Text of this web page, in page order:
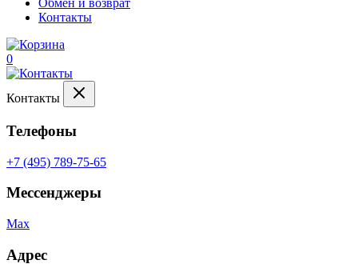
Обмен и возврат
Контакты
0
Контакты
Телефоны
+7 (495) 789-75-65
Мессенджеры
Max
Адрес